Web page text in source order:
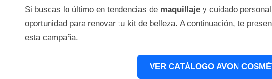
Si buscas lo último en tendencias de maquillajey cuidado
oportunidad para renovar tu kit de belleza. A continuación, te
esta campaña.
VER CATÁLOGO AVON